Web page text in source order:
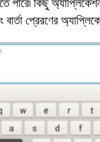
পারে৷ কিছু
বার্তা প্রেরণের